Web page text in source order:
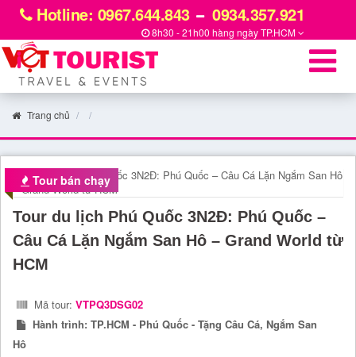
Hotline: 0967.644.843 0934.357.921
8h30 - 21h00 hàng ngàyTP.HCM
Trang chủ
Tour bán chạy
Tour du lịch Phú Quốc 3N2Đ: Phú Quốc –
Câu Cá Lặn Ngắm San Hô – Grand World từ
HCM
Mã tour: VTPQ3DSG02
Hành trình: TP.HCM - Phú Quốc - Tặng Câu Cá, Ngắm San
Hô